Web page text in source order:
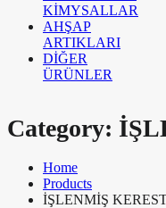
KİMYSALLAR
AHŞAP
ARTIKLARI
DİĞER
ÜRÜNLER
Category:
Home
Products
İŞLENMİŞ